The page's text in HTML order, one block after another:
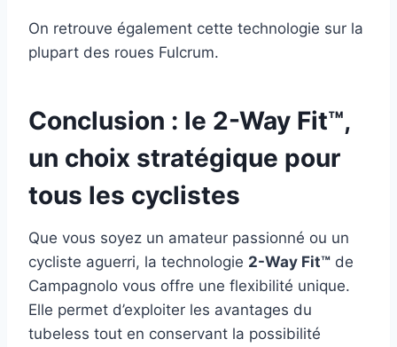
On retrouve également cette technologie sur la
plupart des roues Fulcrum.
Conclusion : le 2-Way Fit™,
un choix stratégique pour
tous les cyclistes
Que vous soyez un amateur passionné ou un
cycliste aguerri, la technologie 2-Way Fit™ de
Campagnolo vous offre une flexibilité unique.
Elle permet d’exploiter les avantages du
tubeless tout en conservant la possibilité